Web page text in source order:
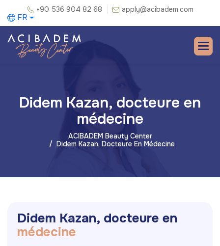
+90 536 904 82 68 apply@acibadem.com
FR
Didem Kazan, docteure en
médecine
ACIBADEM Beauty Center
Didem Kazan, Docteure En Médecine
Didem Kazan, docteure en
médecine